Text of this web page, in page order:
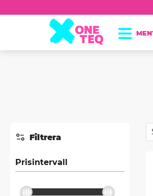
Filtrera
Prisintervall